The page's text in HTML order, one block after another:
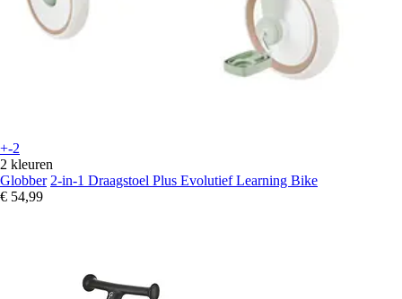
+-2
2 kleuren
Globber 2-in-1 Draagstoel Plus Evolutief Learning Bike
€ 54,99